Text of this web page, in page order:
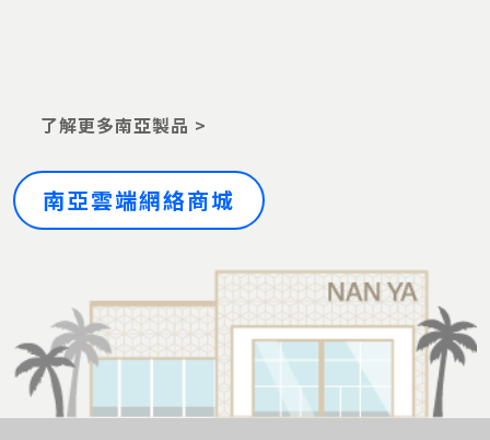
了解更多南亞製品 >
南亞雲端網絡商城